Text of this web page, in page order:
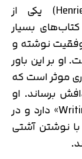
دکتر هنریت کلاوسر (Henriette Klauser) یکی از
بسیار
نوشته و
بر این باور
موثر است که
برساند. او
مجموعه‌ای تحت عنوان «Writing Resources» دارد و در
نوشتن آشتی